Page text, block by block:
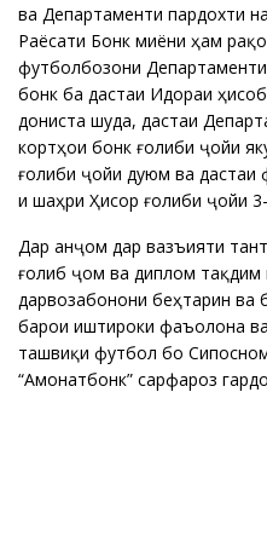
ва Департаменти пардохти
Раёсати Бонк миёни ҳам
футболбозони
бонкӣ ба дастаи Идораи
дониста шуда, дастаи
кортҳои бонкӣ ғолиби ҷойи
ғолиби ҷойи дуюм ва
и шаҳри Ҳисор ғолиби ҷойи
Дар анҷом дар вазъияти
ғолиб ҷом ва диплом тақдим
дарвозабонони беҳтарин ва
барои иштироки фаъолона ва
ташвиқи футбол бо
“Амонатбонк” сарфароз